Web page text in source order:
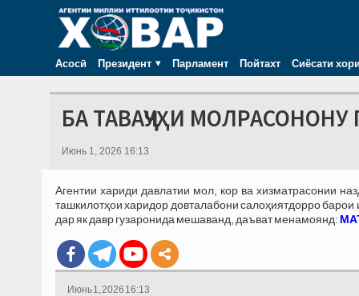
Асосӣ Президент Парламент Пойтахт Сиёсати
БА ТАВАҶҶУҲИ
Июнь 1, 2026 16:13
Агентии хариди давлатии мол, кор ва хизматрасонии
ташкилотҳои харидор довталабони салоҳиятдорро
дар як давр гузаронида мешаванд, даъват менамоянд:
Июнь 1, 2026 16:13